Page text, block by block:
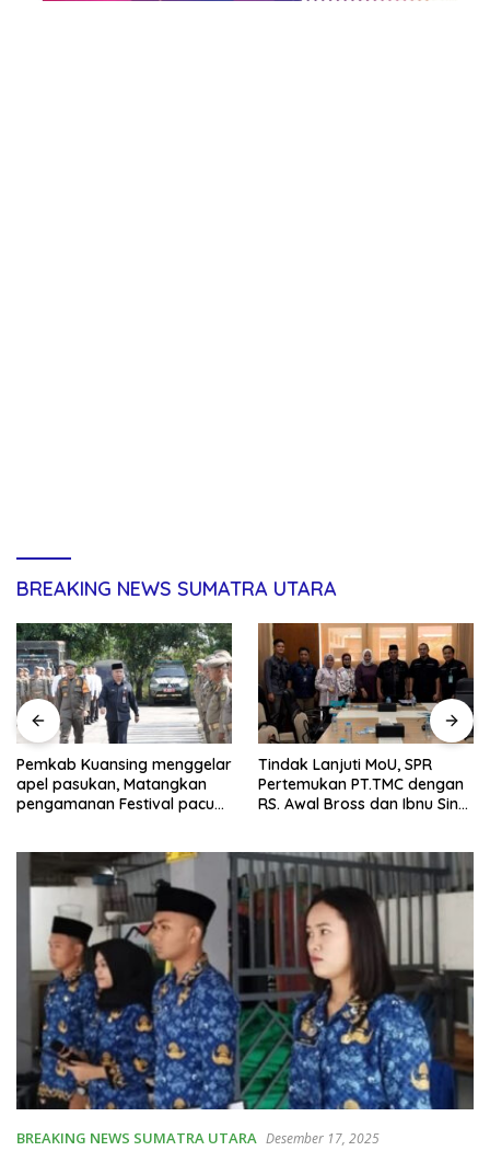
BREAKING NEWS SUMATRA UTARA
Tindak Lanjuti MoU, SPR
Pertemukan PT.TMC dengan
RS. Awal Bross dan Ibnu Sina
AMP2K Madina Akan Gelar
Aksi di Mabes Polri, Desak
Penindakan Tegas PETI di
BREAKING NEWS SUMATRA UTARA Desember 17, 2025